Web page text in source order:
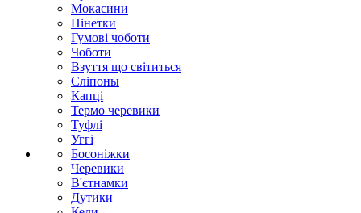
Мокасини
Пінетки
Гумові чоботи
Чоботи
Взуття що світиться
Сліпоны
Капці
Термо черевики
Туфлі
Уггі
Босоніжки
Черевики
В'єтнамки
Дутики